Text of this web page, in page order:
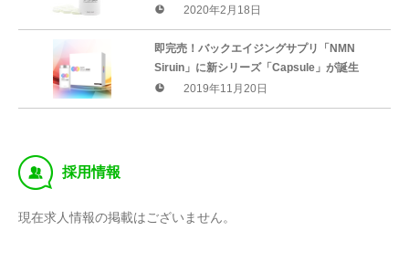
くアップグレード。価格据え置き2月18日
（火）より出荷
2020年2月18日
即完売！バックエイジングサプリ「NMN
Siruin」に新シリーズ「Capsule」が誕生
2019年11月20日
‰ 採用情報
現在求人情報の掲載はございません。